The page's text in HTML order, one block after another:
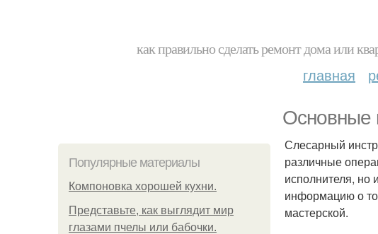
как правильно сделать ремонт дома или
главная
Основные
Популярные материалы
Компоновка хорошей кухни.
Представьте, как выглядит мир
глазами пчелы или бабочки.
Слесарный
различные
исполнителя, но
информацию о
мастерской.